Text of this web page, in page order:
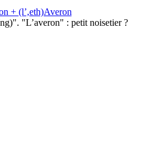
+ (l’,eth)Averon
"L’averon" : petit noisetier ?